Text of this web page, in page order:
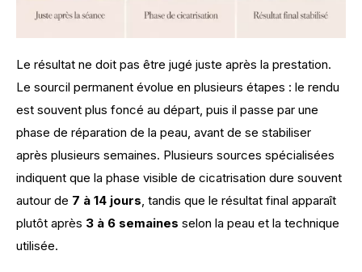
Le résultat ne doit pas être jugé juste après la prestation.
Le sourcil permanent évolue en plusieurs étapes : le rendu
est souvent plus foncé au départ, puis il passe par une
phase de réparation de la peau, avant de se stabiliser
après plusieurs semaines. Plusieurs sources spécialisées
indiquent que la phase visible de cicatrisation dure souvent
autour de 7 à 14 jours, tandis que le résultat final apparaît
plutôt après 3 à 6 semaines selon la peau et la technique
utilisée.